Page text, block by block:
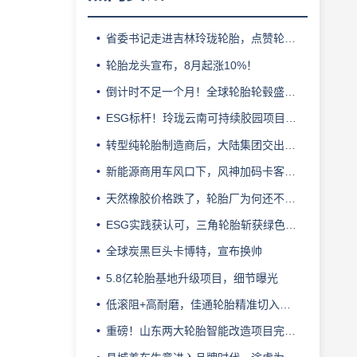
省委书记走进吉林玲珑轮胎，点赞轮胎智造标杆
轮胎龙头宣布，8月起涨10%！
倒计时不足一个月！全球轮胎轮毂盛会即将登陆上海！
ESG标杆！玲珑云南可持续胶园项目获评最佳实践
转型纯轮胎制造商后，大陆集团交出亮眼业绩
新能源商用车风口下，风神加码卡客车胎产能
天然橡胶价格跌了，轮胎厂为何还不敢“松口气”？
ESG实践获认可，三角轮胎斩获绿色发展典范企业奖
全球炭黑巨头卡博特，宣布换帅
5.8亿轮胎基地升级项目，细节曝光
低滚阻+高耐磨，佳通轮胎精准切入新能源轻卡赛道
重磅！山东两大轮胎智能改造项目完成备案